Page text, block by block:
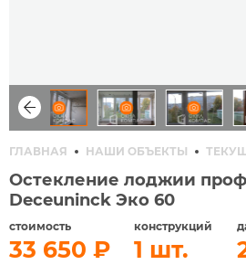
ГЛАВНАЯ НАШИ ОБЪЕКТЫ
Остекление лоджии
Deceuninck Эко 60
стоимость
33 650
конструкций
1